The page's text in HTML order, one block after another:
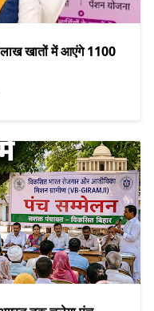
लाख खातों में आएंगे 1100